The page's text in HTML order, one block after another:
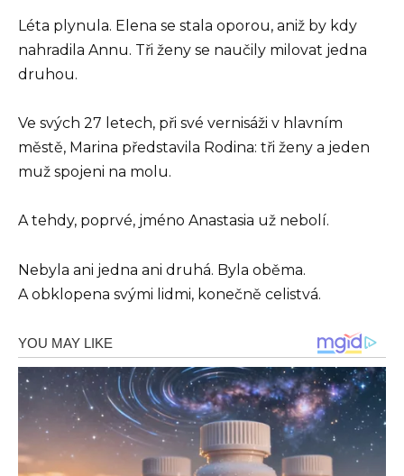
Léta plynula. Elena se stala oporou, aniž by kdy
nahradila Annu. Tři ženy se naučily milovat jedna
druhou.
Ve svých 27 letech, při své vernisáži v hlavním
městě, Marina představila Rodina: tři ženy a jeden
muž spojeni na molu.
A tehdy, poprvé, jméno Anastasia už nebolí.
Nebyla ani jedna ani druhá. Byla oběma.
A obklopena svými lidmi, konečně celistvá.